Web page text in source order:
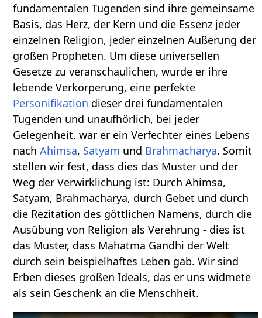
fundamentalen Tugenden sind ihre gemeinsame
Basis, das Herz, der Kern und die Essenz jeder
einzelnen Religion, jeder einzelnen Äußerung der
großen Propheten. Um diese universellen
Gesetze zu veranschaulichen, wurde er ihre
lebende Verkörperung, eine perfekte
Personifikation dieser drei fundamentalen
Tugenden und unaufhörlich, bei jeder
Gelegenheit, war er ein Verfechter eines Lebens
nachAhimsa, Satyam und Brahmacharya. Somit
stellen wir fest, dass dies das Muster und der
Weg der Verwirklichung ist: Durch Ahimsa,
Satyam, Brahmacharya, durch Gebet und durch
die Rezitation des göttlichen Namens, durch die
Ausübung von Religion als Verehrung - dies ist
das Muster, dass Mahatma Gandhi der Welt
durch sein beispielhaftes Leben gab. Wir sind
Erben dieses großen Ideals, das er uns widmete
als sein Geschenk an die Menschheit.